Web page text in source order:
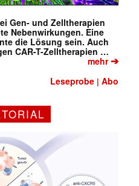
Gen- und Zelltherapien
Nebenwirkungen. Eine
die Lösung sein. Auch
CAR-T-Zelltherapien …
mehr➔
Leseprobe |Abo